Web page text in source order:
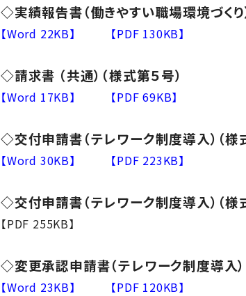
◇実績報告書（働きやすい職場環境づくり
【Word 22KB】 【PDF 130KB】
◇請求書 （共通）（様式第５号）
【Word 17KB】 【PDF 69KB】
◇交付申請書（テレワーク制度導入）（様
【Word 30KB】 【PDF 223KB】
◇交付申請書（テレワーク制度導入）（様
【PDF 255KB】
◇変更承認申請書（テレワーク制度導入）
【Word 23KB】 【PDF 120KB】